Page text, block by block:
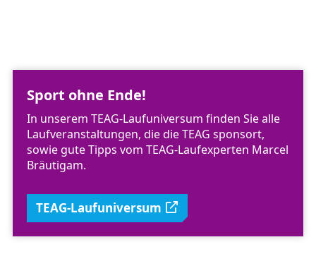
Sport ohne Ende!
In unserem TEAG-Laufuniversum finden Sie alle
Laufveranstaltungen, die die TEAG sponsort,
sowie gute Tipps vom TEAG-Laufexperten Marcel
Bräutigam.
TEAG-Laufuniversum